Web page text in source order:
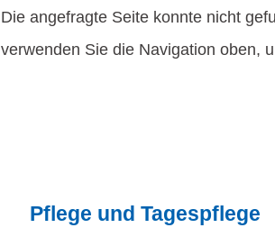
Die angefragte Seite konnte nicht
verwenden Sie die Navigation oben,
Pflege und Tagespflege